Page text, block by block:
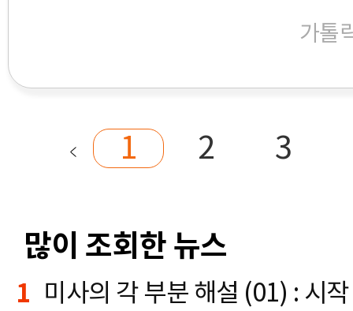
가톨
1 2 3
많이 조회한 뉴스
1 미사의 각 부분 해설 (01) : 시